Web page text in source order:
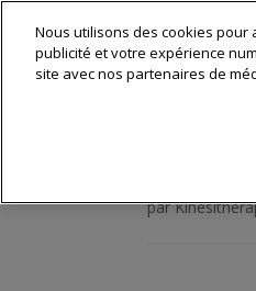
par
Nous utilisons des cookies
publicité et votre expérience
site avec nos partenaires de